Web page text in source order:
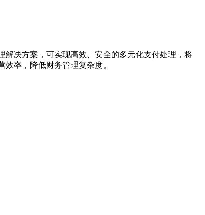
解决方案，可实现高效、安全的多元化支付处理，将
率，降低财务管理复杂度。